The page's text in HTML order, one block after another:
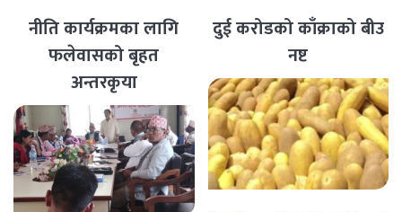
नीति कार्यक्रमका लागि
फलेवासको बृहत
अन्तरकृया
दुई करोडको काँक्राको बीउ
नष्ट